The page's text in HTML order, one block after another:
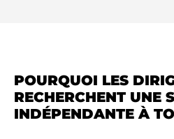
POURQUOI LES
RECHERCHENT UNE
INDÉPENDANTE À